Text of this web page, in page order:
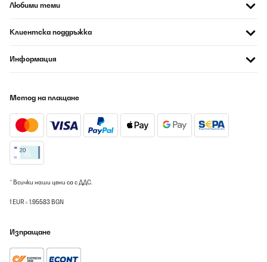
Любими теми
Клиентска поддръжка
Информация
Метод на плащане
* Всички наши цени са с ДДС.
1 EUR = 1.95583 BGN
Изпращане